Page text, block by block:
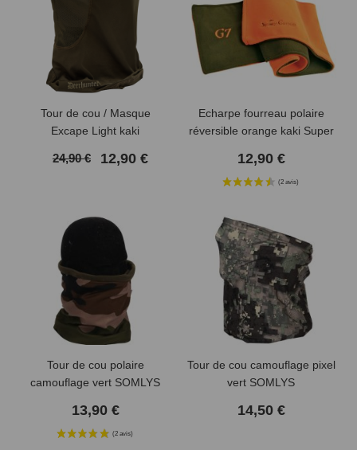
Tour de cou / Masque
Excape Light kaki
24,90 € 12,90 €
Echarpe fourreau polaire
réversible orange kaki Super
12,90 €
Tour de cou polaire
camouflage vert SOMLYS
13,90 €
Tour de cou camouflage pixel
vert SOMLYS
14,50 €